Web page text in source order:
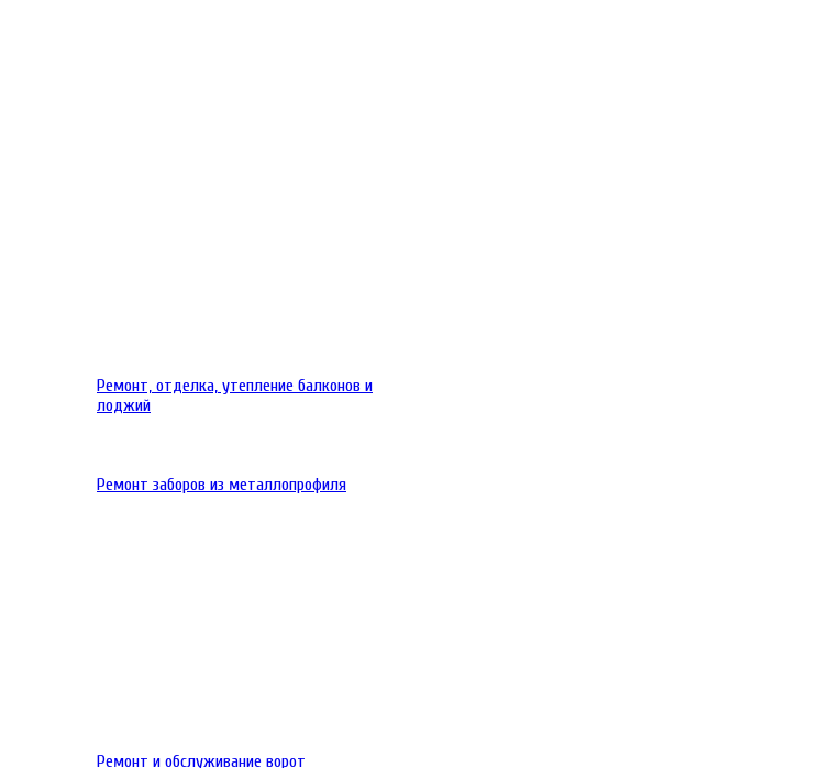
Ремонт, отделка, утепление балконов и
лоджий
Ремонт заборов из металлопрофиля
Ремонт и обслуживание ворот